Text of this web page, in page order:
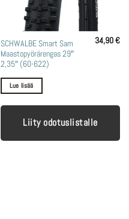
SCHWALBE Smart Sam
Maastopyörärengas 29″
2,35″ (60-622)
34,90€
Lue lisää
Liity odotuslistalle